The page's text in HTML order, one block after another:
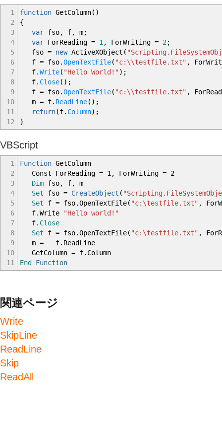
1
2
3
4
5
6
7
8
9
10
11
12
function GetColumn( )
{
var fso, f, m;
var ForReading = 1 , ForWriting = 2;
fso = newActiveXObject (
f = fso.OpenTextFile( "c: \\testfile.txt" ,
f.Write( "Hello World!") ;
f. Close( ) ;
f = fso.OpenTextFile( "c: \\testfile.txt" ,
m = f. ReadLine( ) ;
return(f. Column) ;
}
VBScript
1
2
3
4
5
6
7
8
9
10
11
Function GetColumn
Const ForReading = 1, ForWriting = 2
Dim fso, f, m
Set fso = CreateObject (
Set f = fso.OpenTextFile( "c:\testfile.txt" ,
f.Write
"Hello world!"
f. Close
Set f = fso.OpenTextFile( "c:\testfile.txt" ,
m = f.ReadLine
GetColumn = f.Column
End Function
関連ページ
Write
SkipLine
ReadLine
Skip
ReadAll